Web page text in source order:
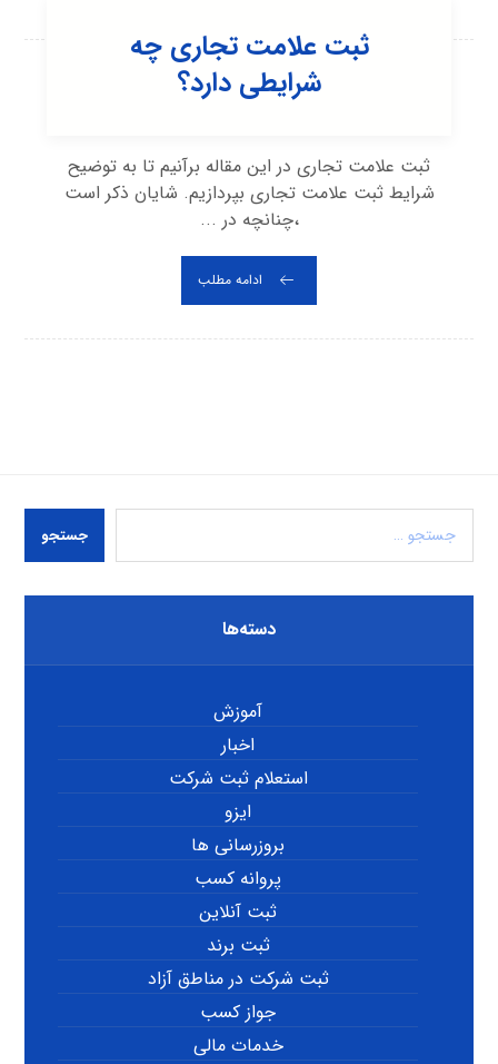
ثبت علامت تجاری چه
شرایطی دارد؟
ثبت علامت تجاری در این مقاله برآنیم تا به توضیح
شرایط ثبت علامت تجاری بپردازیم. شایان ذکر است
،چنانچه در ...
ادامه مطلب
جستجو
دسته‌ها
آموزش
اخبار
استعلام ثبت شرکت
ایزو
بروزرسانی ها
پروانه کسب
ثبت آنلاین
ثبت برند
ثبت شرکت در مناطق آزاد
جواز کسب
خدمات مالی